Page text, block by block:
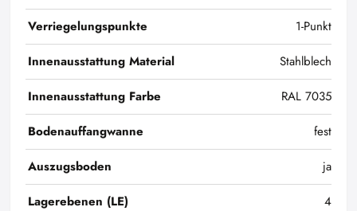
Verriegelungspunkte
1-Punkt
Innenausstattung Material
Stahlblech
Innenausstattung Farbe
RAL 7035
Bodenauffangwanne
fest
Auszugsboden
ja
Lagerebenen (LE)
4